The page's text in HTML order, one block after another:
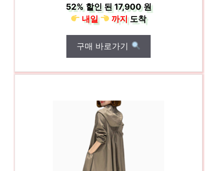
52%할인 된17,900 원
내일
까지도착
구매 바로가기